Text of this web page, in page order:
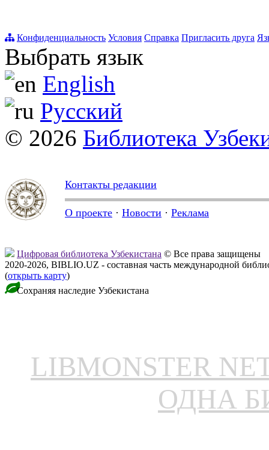
Конфиденциальность Условия Справка Пригласить друга
Выбрать язык
English
Русский
© 2026 Библиотека
Контакты редакции
О проекте · Новости · Реклама
Цифровая библиотека Узбекистана © Все права защищены
2020-2026, BIBLIO.UZ - составная часть международной
(открыть карту)
Сохраняя наследие Узбекистана
LIBMONSTER
ОДНА